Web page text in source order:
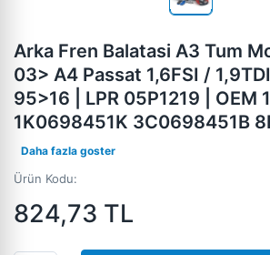
Arka Fren Balatasi A3 Tum
03> A4 Passat 1,6FSI /
95>16 | LPR 05P1219 | OEM
1K0698451K 3C0698451B
Daha fazla goster
Ürün Kodu:
824,73 TL